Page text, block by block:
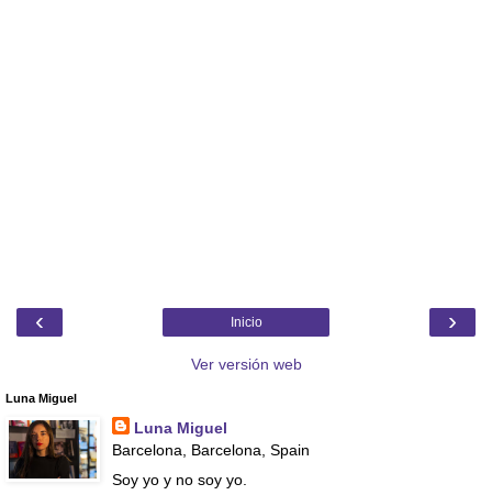
‹ ›
Inicio
Ver versión web
Luna Miguel
Luna Miguel
Barcelona, Barcelona, Spain
Soy yo y no soy yo.